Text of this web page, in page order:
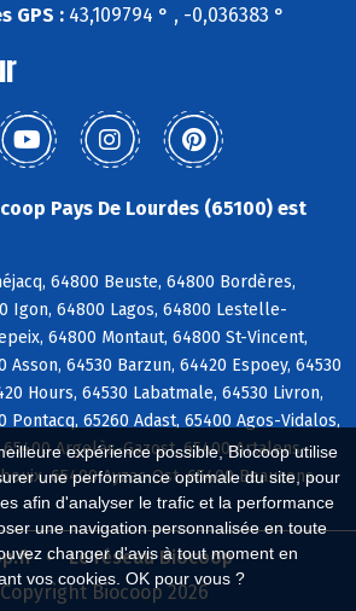
expérience possible, Biocoop utilise
une performance optimale du site, pour
afin d'analyser le trafic et la performance
une navigation personnalisée en toute
changer d'avis à tout moment en
vos cookies. OK pour vous ?
GPS :43,109794 ° , -0,036383 °
Pays De Lourdes (65100) est
64800 Beuste, 64800 Bordères,
Igon, 64800 Lagos, 64800 Lestelle-
64800 Montaut, 64800 St-Vincent,
64530 Barzun, 64420 Espoey, 64530
Hours, 64530 Labatmale, 64530 Livron,
Pontacq, 65260 Adast, 65400 Agos-Vidalos,
65400 Argelès-Gazost, 65400 Artalens-
65400 Ayzac-Ost, 65400 Beaucens
Le réseau Biocoop
Copyright Biocoop 2026